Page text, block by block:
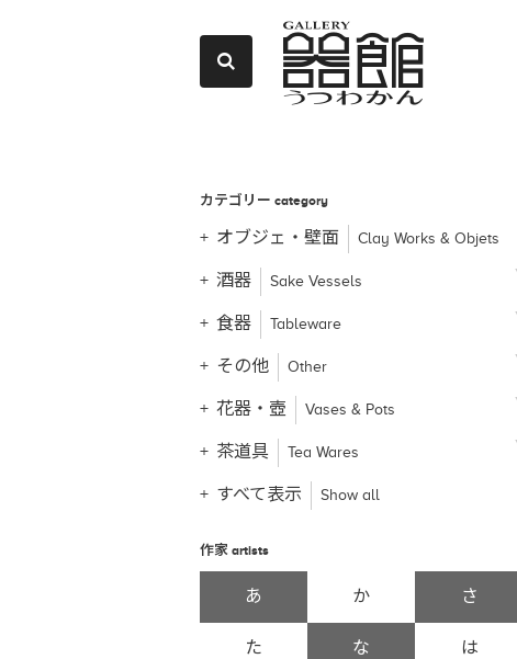
カテゴリー category
オブジェ・壁面 Clay Works & Objets
酒器 Sake Vessels
食器 Tableware
その他 Other
花器・壺 Vases & Pots
茶道具 Tea Wares
すべて表示 Show all
作家 artists
あ か さ
た な は